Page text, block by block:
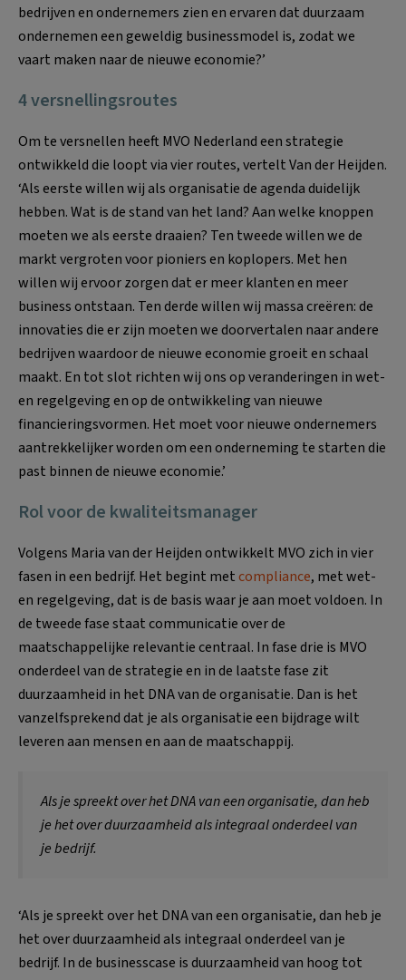
bedrijven en ondernemers zien en ervaren dat duurzaam
ondernemen een geweldig businessmodel is, zodat we
vaart maken naar de nieuwe economie?’
4 versnellingsroutes
Om te versnellen heeft MVO Nederland een strategie
ontwikkeld die loopt via vier routes, vertelt Van der Heijden.
‘Als eerste willen wij als organisatie de agenda duidelijk
hebben. Wat is de stand van het land? Aan welke knoppen
moeten we als eerste draaien? Ten tweede willen we de
markt vergroten voor pioniers en koplopers. Met hen
willen wij ervoor zorgen dat er meer klanten en meer
business ontstaan. Ten derde willen wij massa creëren: de
innovaties die er zijn moeten we doorvertalen naar andere
bedrijven waardoor de nieuwe economie groeit en schaal
maakt. En tot slot richten wij ons op veranderingen in wet-
en regelgeving en op de ontwikkeling van nieuwe
financieringsvormen. Het moet voor nieuwe ondernemers
aantrekkelijker worden om een onderneming te starten die
past binnen de nieuwe economie.’
Rol voor de kwaliteitsmanager
Volgens Maria van der Heijden ontwikkelt MVO zich in vier
fasen in een bedrijf. Het begint metcompliance, met wet-
en regelgeving, dat is de basis waar je aan moet voldoen. In
de tweede fase staat communicatie over de
maatschappelijke relevantie centraal. In fase drie is MVO
onderdeel van de strategie en in de laatste fase zit
duurzaamheid in het DNA van de organisatie. Dan is het
vanzelfsprekend dat je als organisatie een bijdrage wilt
leveren aan mensen en aan de maatschappij.
Als je spreekt over het DNA van een organisatie, dan heb
je het over duurzaamheid als integraal onderdeel van
je bedrijf.
‘Als je spreekt over het DNA van een organisatie, dan heb je
het over duurzaamheid als integraal onderdeel van je
bedrijf. In de businesscase is duurzaamheid van hoog tot